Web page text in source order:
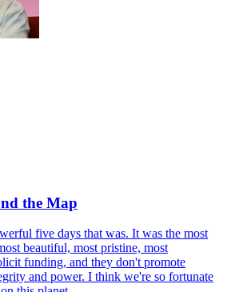
the Map
five days that was. It was the most
beautiful, most pristine, most
funding, and they don't promote
and power. I think we're so fortunate